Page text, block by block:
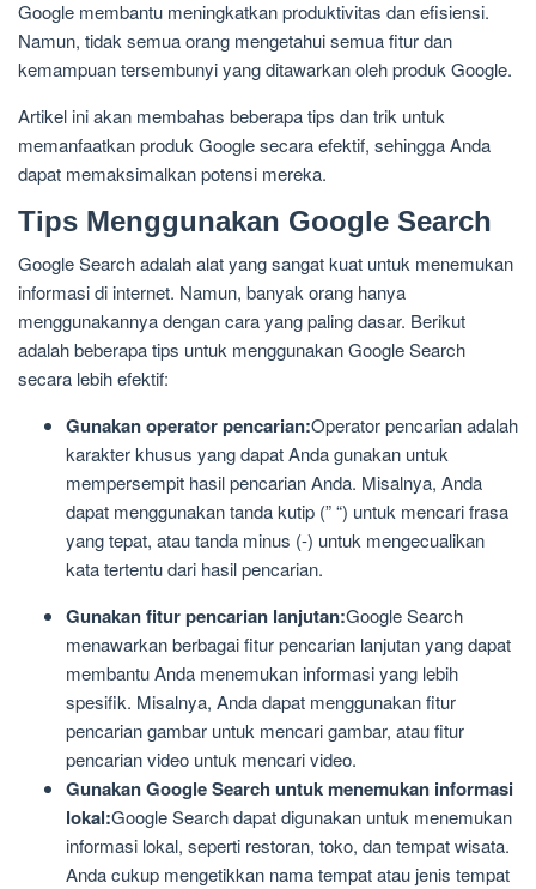
Google membantu meningkatkan produktivitas dan efisiensi.
Namun, tidak semua orang mengetahui semua fitur dan
kemampuan tersembunyi yang ditawarkan oleh produk Google.
Artikel ini akan membahas beberapa tips dan trik untuk
memanfaatkan produk Google secara efektif, sehingga Anda
dapat memaksimalkan potensi mereka.
Tips Menggunakan Google Search
Google Search adalah alat yang sangat kuat untuk menemukan
informasi di internet. Namun, banyak orang hanya
menggunakannya dengan cara yang paling dasar. Berikut
adalah beberapa tips untuk menggunakan Google Search
secara lebih efektif:
Gunakan operator pencarian:Operator pencarian adalah
karakter khusus yang dapat Anda gunakan untuk
mempersempit hasil pencarian Anda. Misalnya, Anda
dapat menggunakan tanda kutip (” “) untuk mencari frasa
yang tepat, atau tanda minus (-) untuk mengecualikan
kata tertentu dari hasil pencarian.
Gunakan fitur pencarian lanjutan:Google Search
menawarkan berbagai fitur pencarian lanjutan yang dapat
membantu Anda menemukan informasi yang lebih
spesifik. Misalnya, Anda dapat menggunakan fitur
pencarian gambar untuk mencari gambar, atau fitur
pencarian video untuk mencari video.
Gunakan Google Search untuk menemukan informasi
lokal:Google Search dapat digunakan untuk menemukan
informasi lokal, seperti restoran, toko, dan tempat wisata.
Anda cukup mengetikkan nama tempat atau jenis tempat